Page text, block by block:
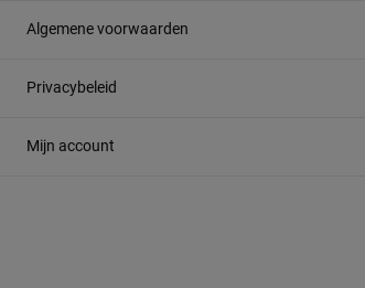
Algemene voorwaarden
Privacybeleid
Mijn account